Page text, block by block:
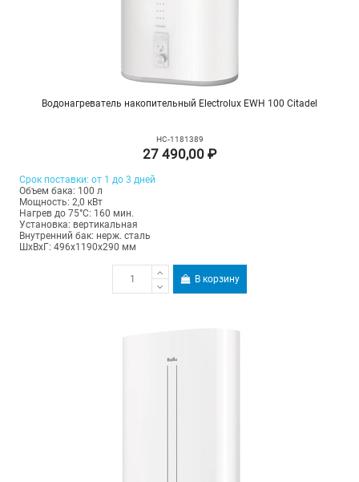
Водонагреватель накопительный Electrolux EWH 100 Citadel
НС-1181389
27 490,00 ₽
Срок поставки: от 1 до 3 дней
Объем бака: 100 л
Мощность: 2,0 кВт
Нагрев до 75°С: 160 мин.
Установка: вертикальная
Внутренний бак: нерж. сталь
ШхВхГ: 496х1190х290 мм
В корзину